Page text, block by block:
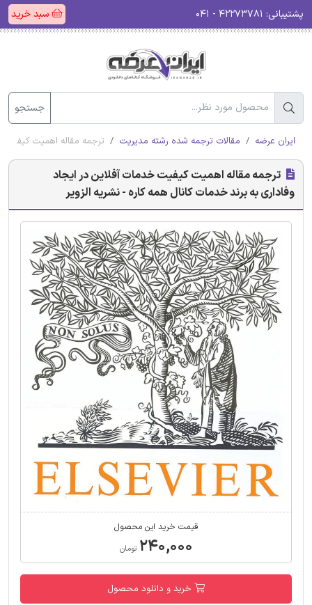
پشتیبانی: سبد خرید
جستجو
ایران عرضه مقالات ترجمه شده رشته مدیریت ترجمه مقاله اهمیت کیفیت
ترجمه مقاله اهمیت کیفیت خدمات آفلاین در ایجاد
وفاداری به برند خدمات کانال همه‌ کاره - نشریه الزویر
قیمت خرید این محصول
۲۴۰,۰۰۰ تومان
خرید و دانلود محصول